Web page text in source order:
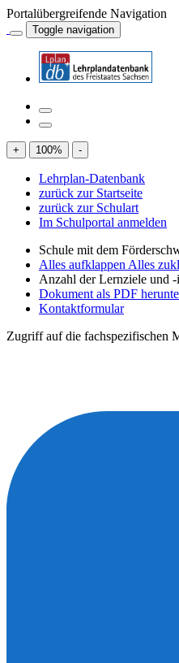
Portalübergreifende Navigation
Toggle navigation
+ 100% -
Lehrplan-Datenbank
zurück zur Startseite
zurück zur Schulart
Im Schulportal anmelden
Schule mit dem
Alles aufklappen Alles
Anzahl der Lernziele und
Dokument als PDF
Kontaktformular
Zugriff auf die fachspezifischen